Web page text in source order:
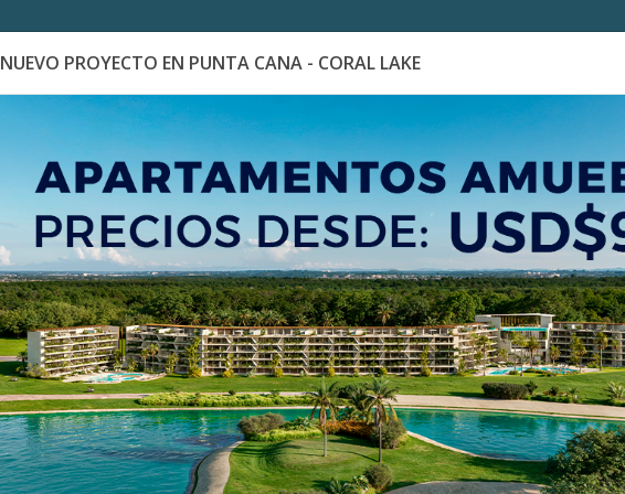
Explora Propiedades Catálogo de Proyectos Guía de inversión
NUEVO PROYECTO EN PUNTA CANA - CORAL LAKE